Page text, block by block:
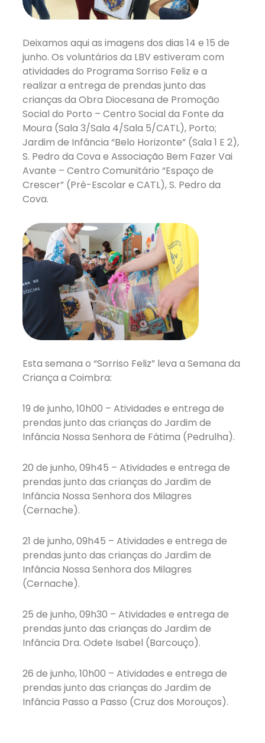
Deixamos aqui as imagens dos dias 14 e 15 de
junho. Os voluntários da LBV estiveram com
atividades do Programa Sorriso Feliz e a
realizar a entrega de prendas junto das
crianças da Obra Diocesana de Promoção
Social do Porto – Centro Social da Fonte da
Moura (Sala 3/Sala 4/Sala 5/CATL), Porto;
Jardim de Infância “Belo Horizonte” (Sala 1 E 2),
S. Pedro da Cova e Associação Bem Fazer Vai
Avante – Centro Comunitário “Espaço de
Crescer” (Pré-Escolar e CATL), S. Pedro da
Cova.
Esta semana o “Sorriso Feliz” leva a Semana da
Criança a Coimbra:
19 de junho, 10h00 – Atividades e entrega de
prendas junto das crianças do Jardim de
Infância Nossa Senhora de Fátima (Pedrulha).
20 de junho, 09h45 – Atividades e entrega de
prendas junto das crianças do Jardim de
Infância Nossa Senhora dos Milagres
(Cernache).
21 de junho, 09h45 – Atividades e entrega de
prendas junto das crianças do Jardim de
Infância Nossa Senhora dos Milagres
(Cernache).
25 de junho, 09h30 – Atividades e entrega de
prendas junto das crianças do Jardim de
Infância Dra. Odete Isabel (Barcouço).
26 de junho, 10h00 – Atividades e entrega de
prendas junto das crianças do Jardim de
Infância Passo a Passo (Cruz dos Morouços).